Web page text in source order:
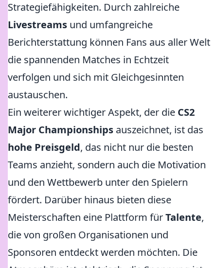
Strategiefähigkeiten. Durch zahlreiche
Livestreams und umfangreiche
Berichterstattung können Fans aus aller Welt
die spannenden Matches in Echtzeit
verfolgen und sich mit Gleichgesinnten
austauschen.
Ein weiterer wichtiger Aspekt, der die CS2
Major Championships auszeichnet, ist das
hohe Preisgeld, das nicht nur die besten
Teams anzieht, sondern auch die Motivation
und den Wettbewerb unter den Spielern
fördert. Darüber hinaus bieten diese
Meisterschaften eine Plattform fürTalente,
die von großen Organisationen und
Sponsoren entdeckt werden möchten. Die